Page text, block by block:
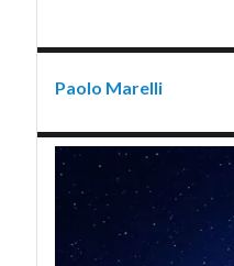
Paolo Marelli